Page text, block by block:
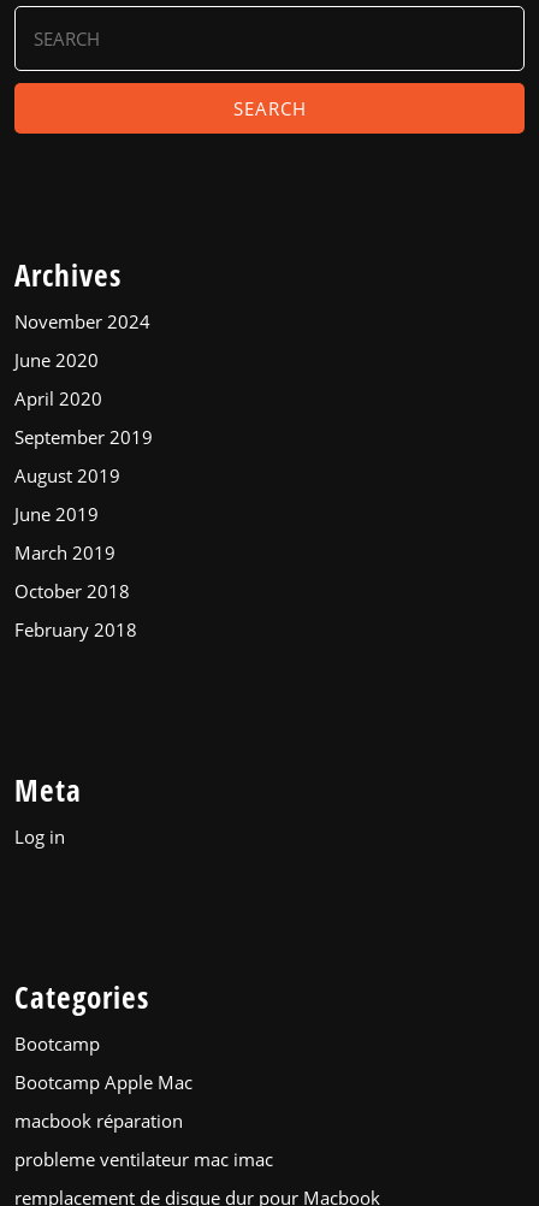
Search
for:
Archives
November 2024
June 2020
April 2020
September 2019
August 2019
June 2019
March 2019
October 2018
February 2018
Meta
Log in
Categories
Bootcamp
Bootcamp Apple Mac
macbook réparation
probleme ventilateur mac imac
remplacement de disque dur pour Macbook